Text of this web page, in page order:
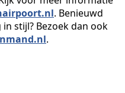
. Benieuwd
stijl? Bezoek dan ook
.